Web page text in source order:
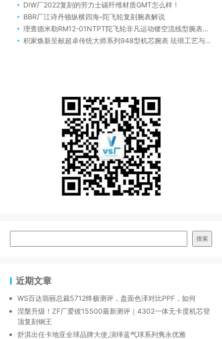
DIW厂2022复刻的劳力士碳纤维材质GMT怎么样！
BBR厂江诗丹顿纵横四海–陀飞轮复刻腕表解说
理查德米勒RM12-01NTPT陀飞轮非凡运动镂空流线型腕表（广州特产腕表）
积家焕新呈献超卓传统大师系列948型机芯腕表 珐琅工艺与玫瑰金的传世交响
搜索
近期文章
WS百达翡丽总裁5712终极测评，盘面色泽对比PPF，如何
涅槃升级！ZF厂爱彼15500最新测评｜4302一体无卡度机芯登
顶复刻钢王
舒淇出任卡地亚全球品牌大使,演绎蓝气球系列隽永优雅